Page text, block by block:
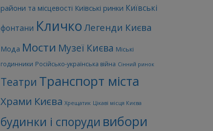
райони та місцевості Київські ринки Київські
фонтани Кличко Легенди Києва
Мода Мости Музеї Києва Міські
годинники Російсько-українська війна Сінний ринок
Театри Транспорт міста
Храми Києва Хрещатик Цікаві місця Києва
будинки і споруди вибори